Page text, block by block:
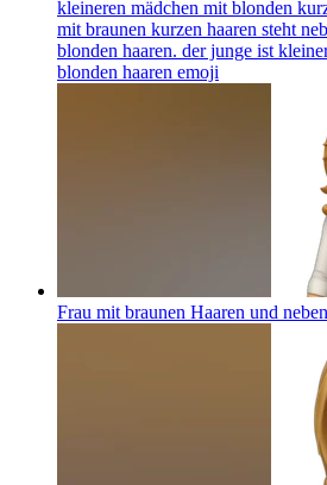
kleineren mädchen mit blonden
mit braunen kurzen haaren steht
blonden haaren. der junge ist
blonden haaren emoji
Frau mit braunen Haaren und